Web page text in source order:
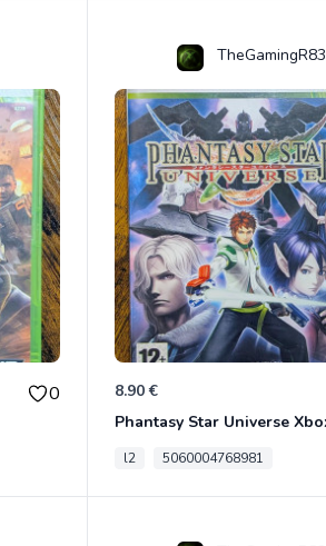
0
TheGamingR83
8.90 €
Phantasy Star Universe
l2 5060004768981